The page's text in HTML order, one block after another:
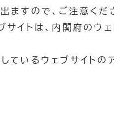
ますので、ご注意くだ
サイトは、内閣府のウ
ているウェブサイト